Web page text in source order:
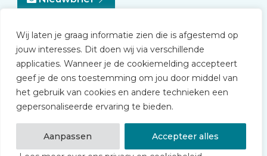
Wij laten je graag informatie zien die is afgestemd op
jouw interesses. Dit doen wij via verschillende
applicaties. Wanneer je de cookiemelding accepteert
geef je de ons toestemming om jou door middel van
het gebruik van cookies en andere technieken een
gepersonaliseerde ervaring te bieden.
Aanpassen
Accepteer alles
© 2026 NVD
Privacy statement
Disclaimer